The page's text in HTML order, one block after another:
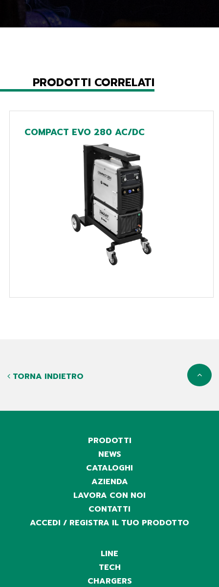
PRODOTTI CORRELATI
COMPACT EVO 280 AC/DC
TORNA INDIETRO
PRODOTTI
NEWS
CATALOGHI
AZIENDA
LAVORA CON NOI
CONTATTI
ACCEDI / REGISTRA IL TUO PRODOTTO
LINE
TECH
CHARGERS